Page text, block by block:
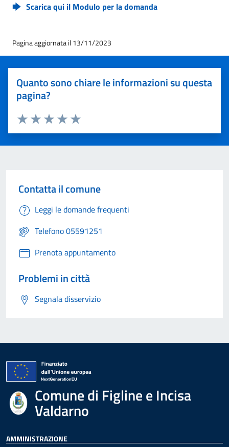
Scarica qui il Modulo per la domanda
Pagina aggiornata il 13/11/2023
Quanto sono chiare le informazioni su questa
pagina?
Valuta 5 stelle su 5
Valuta 4 stelle su 5
Valuta 3 stelle su 5
Valuta 2 stelle su 5
Valuta 1 stelle su 5
Contatta il comune
Leggi le domande frequenti
Telefono 05591251
Prenota appuntamento
Problemi in città
Segnala disservizio
Comune di Figline e Incisa
Valdarno
AMMINISTRAZIONE